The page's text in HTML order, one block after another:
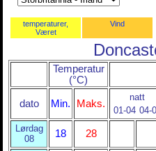
temperaturer,
Været
Vind
Temperatur
(°C)
dato Min. Maks.
natt
01-04 04-
Lørdag
08
18 28